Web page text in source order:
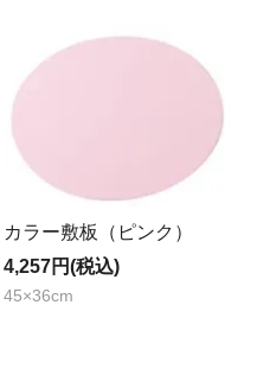
カラー敷板（ピンク）
4,257円(税込)
45×36cm